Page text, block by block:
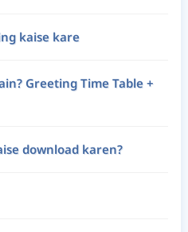
kaise kare
Greeting Time Table +
download karen?